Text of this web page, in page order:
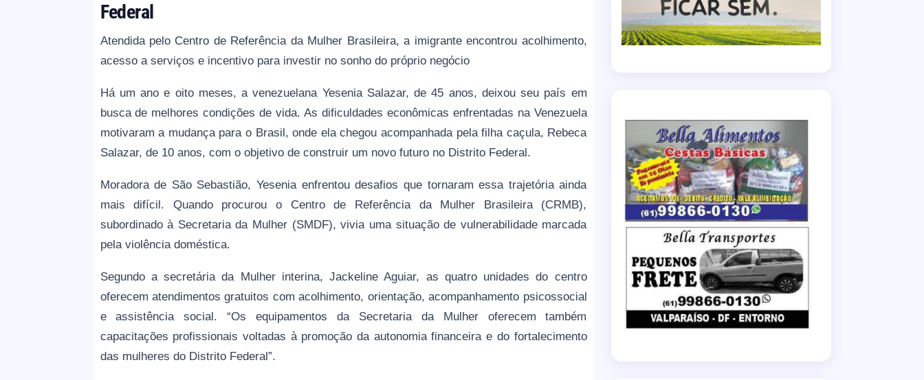
Federal
Atendida pelo Centro de Referência da Mulher Brasileira, a imigrante encontrou acolhimento,
acesso a serviços e incentivo para investir no sonho do próprio negócio
Há um ano e oito meses, a venezuelana Yesenia Salazar, de 45 anos, deixou seu país em
busca de melhores condições de vida. As dificuldades econômicas enfrentadas na Venezuela
motivaram a mudança para o Brasil, onde ela chegou acompanhada pela filha caçula, Rebeca
Salazar, de 10 anos, com o objetivo de construir um novo futuro no Distrito Federal.
Moradora de São Sebastião, Yesenia enfrentou desafios que tornaram essa trajetória ainda
mais difícil. Quando procurou o Centro de Referência da Mulher Brasileira (CRMB),
subordinado à Secretaria da Mulher (SMDF), vivia uma situação de vulnerabilidade marcada
pela violência doméstica.
Segundo a secretária da Mulher interina, Jackeline Aguiar, as quatro unidades do centro
oferecem atendimentos gratuitos com acolhimento, orientação, acompanhamento psicossocial
e assistência social. “Os equipamentos da Secretaria da Mulher oferecem também
capacitações profissionais voltadas à promoção da autonomia financeira e do fortalecimento
das mulheres do Distrito Federal”.